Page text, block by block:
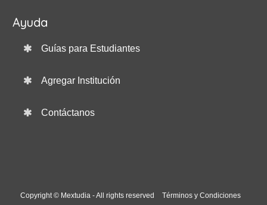
Ayuda
Guías para Estudiantes
Agregar Institución
Contáctanos
Copyright © Mextudia - All rights reserved
Términos y Condiciones